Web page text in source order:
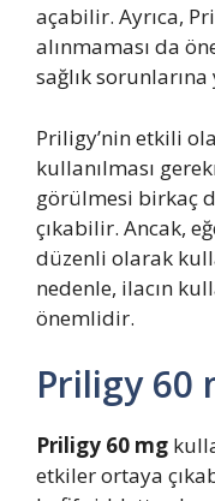
açabilir. Ayrıca,
alınmaması da
sağlık
Priligy’nin etkili
kullanılması
görülmesi birkaç
çıkabilir. Ancak,
düzenli olarak
nedenle, ilacın
önemlidir.
Priligy 60
Priligy 60 mg
etkiler ortaya